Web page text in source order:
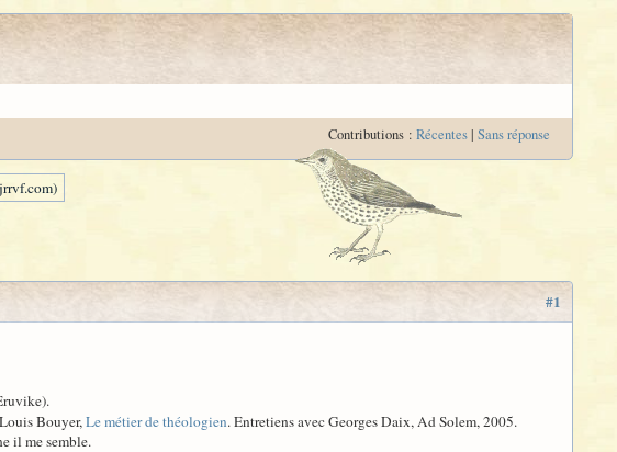
Contributions : Récentes| Sans réponse
#1
Bouyer,Le métier de théologien. Entretiens avec Georges Daix, Ad Solem, 2005.
il me semble.